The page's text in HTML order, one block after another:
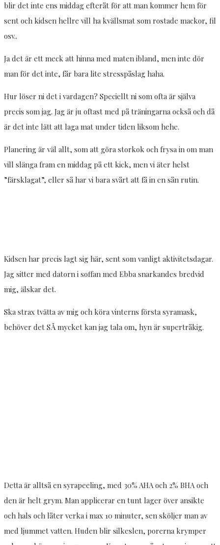
blir det inte ens middag efteråt för att man kommer hem för
sent och kidsen hellre vill ha kvällsmat som rostade mackor, fil
osv..
Ja det är ett meck att hinna med maten ibland, men inte dör
man för det inte, får bara lite stresspåslag haha.
Hur löser ni det i vardagen? Speciellt ni som ofta är själva
precis som jag. Jag är ju oftast med på träningarna också och då
är det inte lätt att laga mat under tiden liksom hehe.
Planering är väl allt, som att göra storkok och frysa in om man
vill slänga fram en middag på ett kick, men vi äter helst
”färsklagat”, eller så har vi bara svårt att få in en sån rutin.
Kidsen har precis lagt sig här, sent som vanligt aktivitetsdagar.
Jag sitter med datorn i soffan med Ebba snarkandes bredvid
mig, älskar det.
Ska strax tvätta av mig och köra vinterns första syramask,
behöver det SÅ mycket kan jag tala om, hyn är supertråkig.
Detta är alltså en syrapeeling, med 30% AHA och 2% BHA och
den är helt grym. Man applicerar en tunt lager över ansikte
och hals och låter verka i max 10 minuter, sen sköljer man av
med ljummet vatten. Huden blir silkeslen, porerna krymper